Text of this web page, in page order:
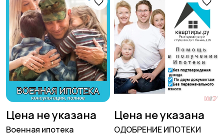
Цена не указана
Военная ипотека
Цена не указана
ОДОБРЕНИЕ ИПОТЕКИ